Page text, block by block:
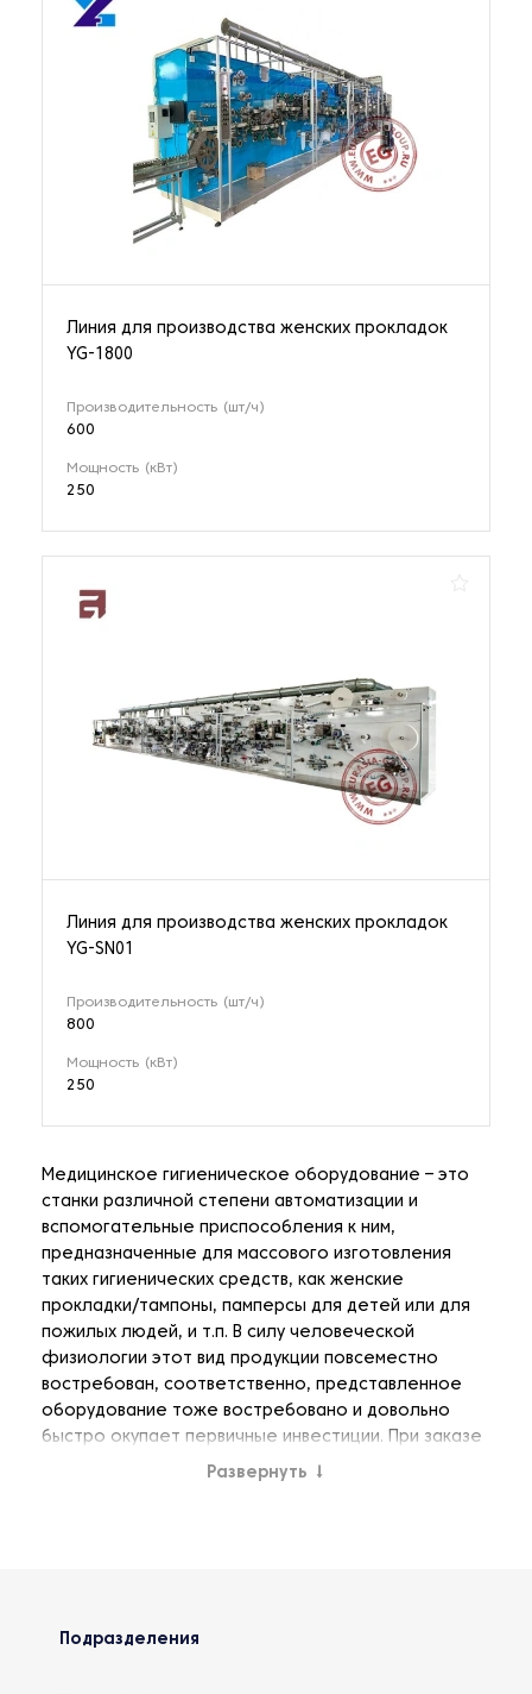
Линия для производства женских прокладок
YG-1800
Производительность (шт/ч)
600
Мощность (кВт)
250
Линия для производства женских прокладок
YG-SN01
Производительность (шт/ч)
800
Мощность (кВт)
250
Медицинское гигиеническое оборудование – это
станки различной степени автоматизации и
вспомогательные приспособления к ним,
предназначенные для массового изготовления
таких гигиенических средств, как женские
прокладки/тампоны, памперсы для детей или для
пожилых людей, и т.п. В силу человеческой
физиологии этот вид продукции повсеместно
востребован, соответственно, представленное
оборудование тоже востребовано и довольно
быстро окупает первичные инвестиции. При заказе
могут оговариваться мощность выработки,
Развернуть ↓
Подразделения